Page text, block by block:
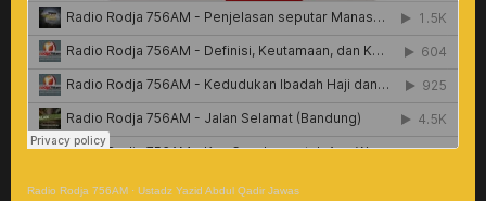
Radio Rodja 756AM · Ustadz Yazid Abdul Qadir Jawas